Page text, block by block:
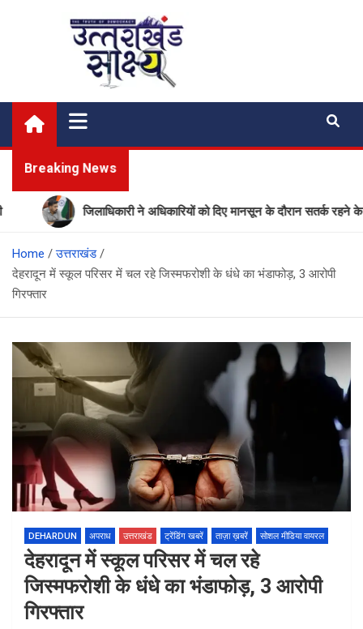
Uttarakhand Shakshya
My News Portal
Breaking News
जिलाधिकारी ने अधिकारियों को दिए मानसून के दौरान सतर्क रहने के निर्देश
Home
उत्तराखंड
देहरादून में स्कूल परिसर में चल रहे जिस्मफरोशी के धंधे का भंडाफोड़, 3 आरोपी
गिरफ्तार
DEHARDUN अपराध उत्तराखंड ट्रेंडिंग खबरें ताज़ा ख़बरें सोशल मीडिया वायरल
देहरादून में स्कूल परिसर में चल रहे
जिस्मफरोशी के धंधे का भंडाफोड़, 3 आरोपी
गिरफ्तार